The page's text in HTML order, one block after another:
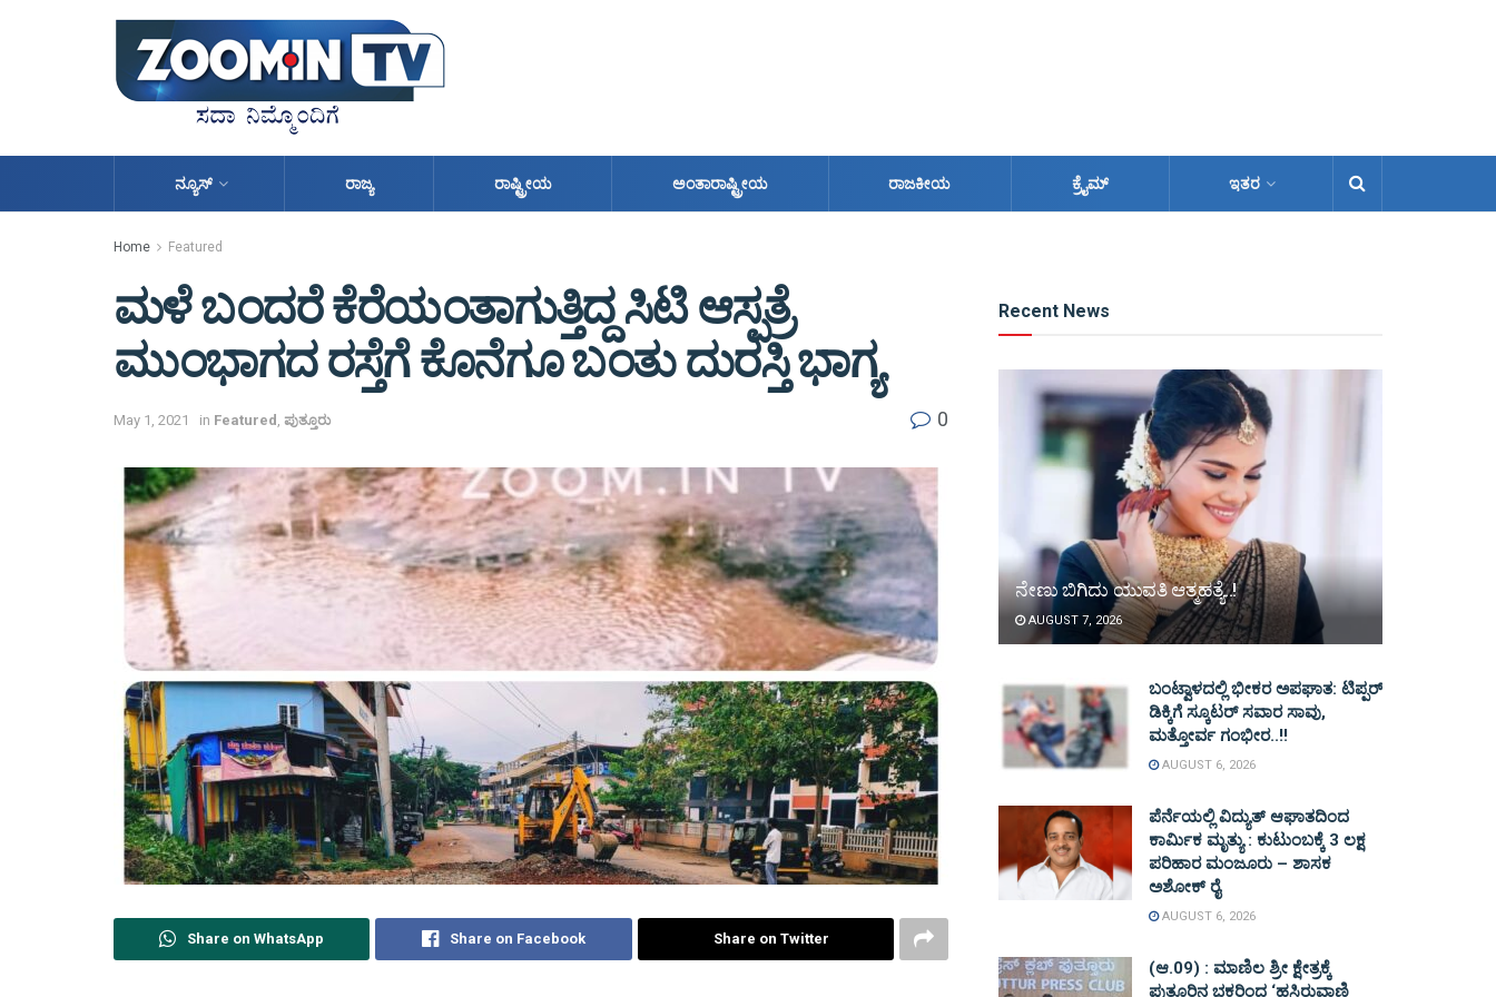
ನ್ಯೂಸ್ ರಾಜ್ಯ ರಾಷ್ಟ್ರೀಯ ಅಂತಾರಾಷ್ಟ್ರೀಯ ರಾಜಕೀಯ ಕ್ರೈಮ್ ಇತರ
Home Featured
ಮಳೆ ಬಂದರೆ ಕೆರೆಯಂತಾಗುತ್ತಿದ್ದ ಸಿಟಿ ಆಸ್ಪತ್ರೆ
ಮುಂಭಾಗದ ರಸ್ತೆಗೆ ಕೊನೆಗೂ ಬಂತು ದುರಸ್ತಿ ಭಾಗ್ಯ
May 1, 2021 in Featured ಪುತ್ತೂರು 0
Share on WhatsApp Share on Facebook Share on Twitter
Recent News
ನೇಣು ಬಿಗಿದು ಯುವತಿ ಆತ್ಮಹತ್ಯೆ..!
AUGUST 7, 2026
ಬಂಟ್ವಾಳದಲ್ಲಿ ಭೀಕರ ಅಪಘಾತ: ಟಿಪ್ಪರ್
ಡಿಕ್ಕಿಗೆ ಸ್ಕೂಟರ್ ಸವಾರ ಸಾವು,
ಮತ್ತೋರ್ವ ಗಂಭೀರ..!!
AUGUST 6, 2026
ಪೆರ್ನೆಯಲ್ಲಿ ವಿದ್ಯುತ್ ಆಘಾತದಿಂದ
ಕಾರ್ಮಿಕ ಮೃತ್ಯು : ಕುಟುಂಬಕ್ಕೆ 3 ಲಕ್ಷ
ಪರಿಹಾರ ಮಂಜೂರು – ಶಾಸಕ
ಅಶೋಕ್ ರೈ
AUGUST 6, 2026
(ಆ.09) : ಮಾಣಿಲ ಶ್ರೀ ಕ್ಷೇತ್ರಕ್ಕೆ
ಪುತ್ತೂರಿನ ಭಕ್ತರಿಂದ ‘ಹಸಿರುವಾಣಿ